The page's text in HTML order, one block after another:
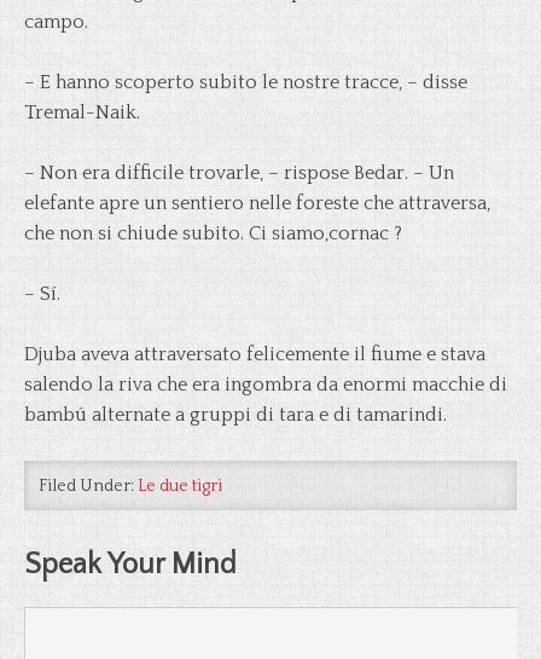
campo.
– E hanno scoperto subito le nostre tracce, – disse
Tremal-Naik.
– Non era difficile trovarle, – rispose Bedar. – Un
elefante apre un sentiero nelle foreste che attraversa,
che non si chiude subito. Ci siamo,cornac ?
– Sí.
Djuba aveva attraversato felicemente il fiume e stava
salendo la riva che era ingombra da enormi macchie di
bambú alternate a gruppi di tara e di tamarindi.
Filed Under: Le due tigri
Speak Your Mind